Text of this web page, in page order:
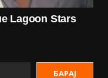
БАРАЈ